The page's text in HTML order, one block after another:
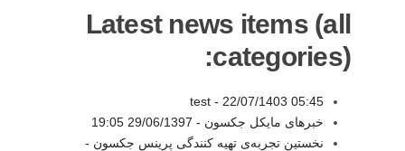
Latest news items (all
categories):
test - 22/07/1403 05:45
خبرهای مایکل جکسون - 29/06/1397 19:05
نخستین تجربه‌ی تهیه کنندگی پرینس جکسون -